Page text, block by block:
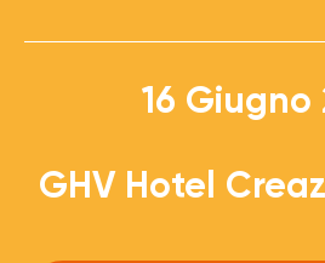
16 Giugno
GHV Hotel